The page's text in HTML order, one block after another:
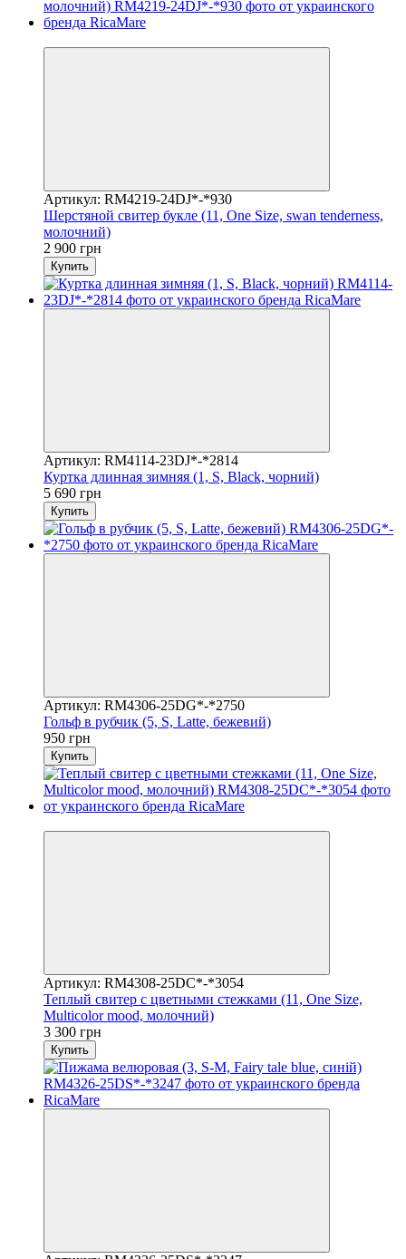
Артикул: RM4219-24DJ*-*930
Шерстяной свитер букле (11, One Size, swan tenderness,
молочний)
2 900 грн
Купить
Артикул: RM4114-23DJ*-*2814
Куртка длинная зимняя (1, S, Black, чорний)
5 690 грн
Купить
Артикул: RM4306-25DG*-*2750
Гольф в рубчик (5, S, Latte, бежевий)
950 грн
Купить
Артикул: RM4308-25DC*-*3054
Теплый свитер с цветными стежками (11, One Size,
Multicolor mood, молочний)
3 300 грн
Купить